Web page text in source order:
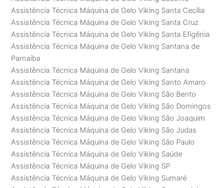
Assistência Técnica Máquina de Gelo Viking Santa Cecília
Assistência Técnica Máquina de Gelo Viking Santa Cruz
Assistência Técnica Máquina de Gelo Viking Santa Efigênia
Assistência Técnica Máquina de Gelo Viking Santana de
Parnaíba
Assistência Técnica Máquina de Gelo Viking Santana
Assistência Técnica Máquina de Gelo Viking Santo Amaro
Assistência Técnica Máquina de Gelo Viking São Bento
Assistência Técnica Máquina de Gelo Viking São Domingos
Assistência Técnica Máquina de Gelo Viking São Joaquim
Assistência Técnica Máquina de Gelo Viking São Judas
Assistência Técnica Máquina de Gelo Viking São Paulo
Assistência Técnica Máquina de Gelo Viking Saúde
Assistência Técnica Máquina de Gelo Viking SP
Assistência Técnica Máquina de Gelo Viking Sumaré